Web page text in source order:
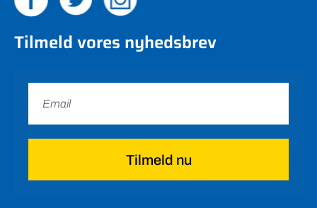
Tilmeld vores nyhedsbrev
Tilmeld nu